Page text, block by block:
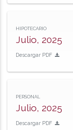
HIPOTECARIO
Julio, 2025
Descargar PDF
PERSONAL
Julio, 2025
Descargar PDF